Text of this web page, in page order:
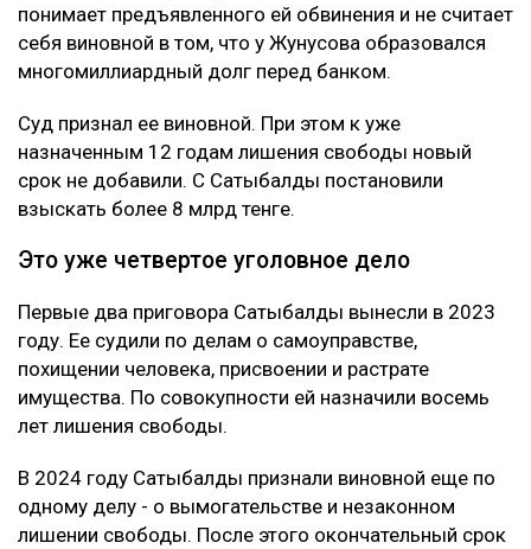
понимает предъявленного ей обвинения и не считает
себя виновной в том, что у Жунусова образовался
многомиллиардный долг перед банком.
Суд признал ее виновной. При этом к уже
назначенным 12 годам лишения свободы новый
срок не добавили. С Сатыбалды постановили
взыскать более 8 млрд тенге.
Это уже четвертое уголовное дело
Первые два приговора Сатыбалды вынесли в 2023
году. Ее судили по делам о самоуправстве,
похищении человека, присвоении и растрате
имущества. По совокупности ей назначили восемь
лет лишения свободы.
В 2024 году Сатыбалды признали виновной еще по
одному делу - о вымогательстве и незаконном
лишении свободы. После этого окончательный срок